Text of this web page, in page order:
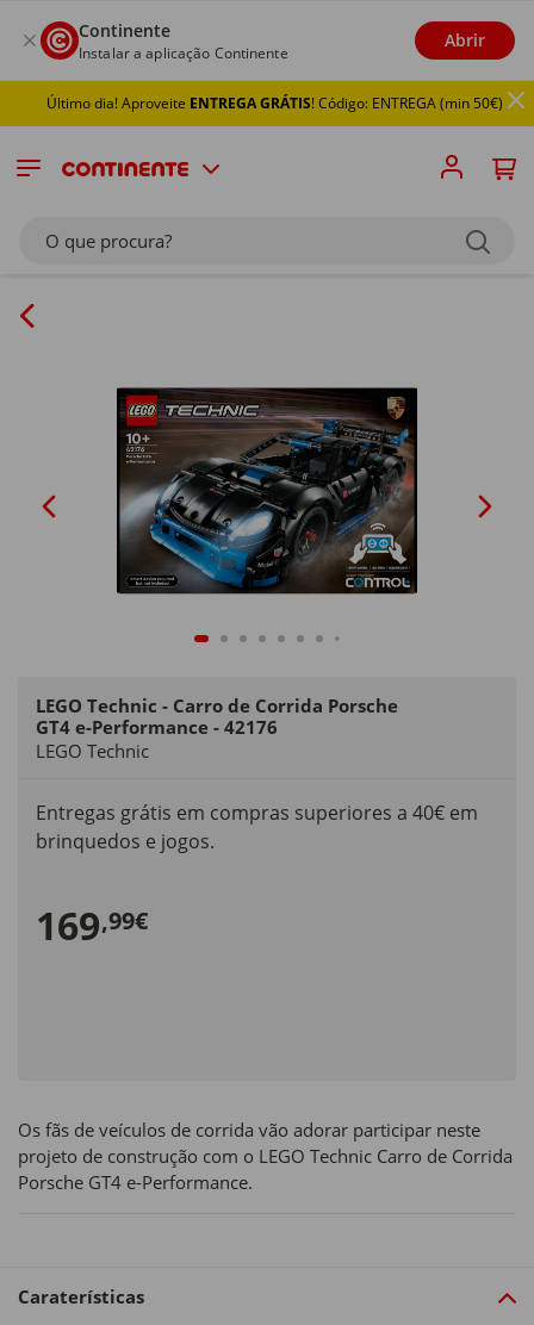
Continente
Instalar a aplicação Continente
Abrir
Último dia! AproveiteENTREGA GRÁTIS! Código: ENTREGA (min 50€)
O que procura?
LEGO Technic - Carro de Corrida Porsche
GT4 e-Performance - 42176
LEGO Technic
Entregas grátis em compras superiores a 40€ em
brinquedos e jogos.
169,99€
Os fãs de veículos de corrida vão adorar participar neste
projeto de construção com o LEGO Technic Carro de Corrida
Porsche GT4 e-Performance.
Caraterísticas